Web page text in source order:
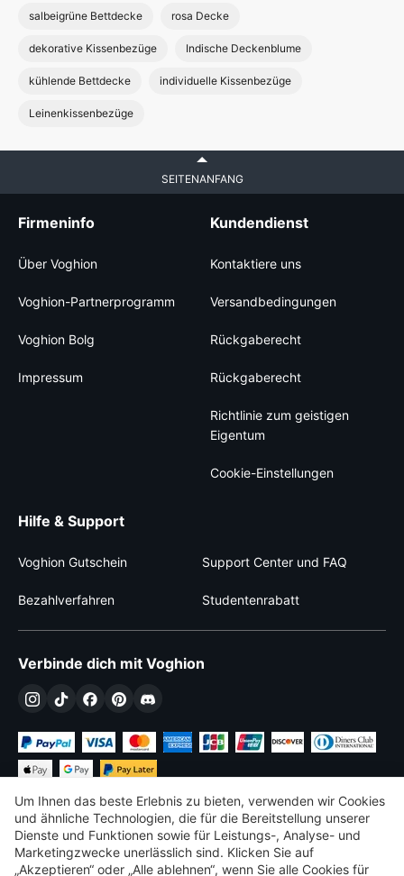
salbeigrüne Bettdecke rosa Decke
dekorative Kissenbezüge Indische Deckenblume
kühlende Bettdecke individuelle Kissenbezüge
Leinenkissenbezüge
SEITENANFANG
Firmeninfo
Über Voghion
Voghion-Partnerprogramm
Voghion Bolg
Impressum
Kundendienst
Kontaktiere uns
Versandbedingungen
Rückgaberecht
Rückgaberecht
Richtlinie zum geistigen
Eigentum
Cookie-Einstellungen
Hilfe & Support
Voghion Gutschein Support Center und FAQ
Bezahlverfahren Studentenrabatt
Verbinde dich mit Voghion
€ EUR Germany
Um Ihnen das beste Erlebnis zu bieten, verwenden wir Cookies
und ähnliche Technologien, die für die Bereitstellung unserer
Dienste und Funktionen sowie für Leistungs-, Analyse- und
Marketingzwecke unerlässlich sind. Klicken Sie auf
„Akzeptieren“ oder „Alle ablehnen“, wenn Sie alle Cookies für